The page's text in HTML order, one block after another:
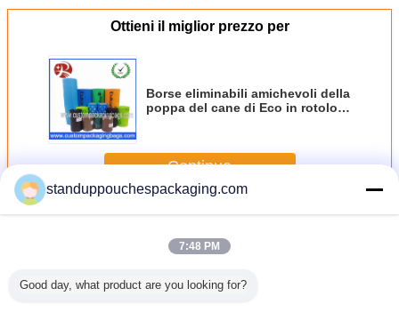
Ottieni il miglior prezzo per
Borse eliminabili amichevoli della
poppa del cane di Eco in rotolo
Continua
PiùBorse della poppa del cane
standuppouchespackaging.com
7:48 PM
Good day, what product are you looking for?